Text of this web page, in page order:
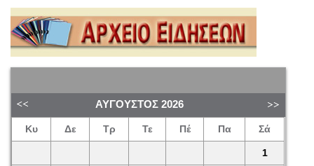
ΑΎΓΟΥΣΤΟΣ 2026
Κυ Δε Τρ Τε Πέ Πα Σά
1